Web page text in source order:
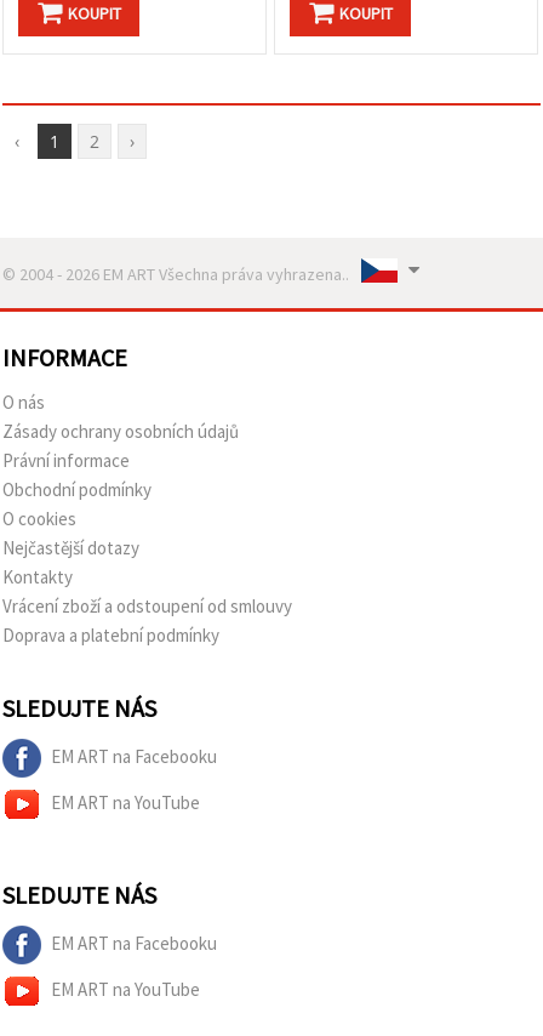
KOUPIT KOUPIT
‹ 1 2 ›
© 2004 - 2026 EM ART Všechna práva vyhrazena..
INFORMACE
O nás
Zásady ochrany osobních údajů
Právní informace
Obchodní podmínky
O cookies
Nejčastější dotazy
Kontakty
Vrácení zboží a odstoupení od smlouvy
Doprava a platební podmínky
SLEDUJTE NÁS
EM ART na Facebooku
EM ART na YouTube
SLEDUJTE NÁS
EM ART na Facebooku
EM ART na YouTube